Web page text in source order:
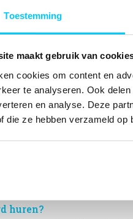
Toestemming
maakt gebruik van
cookies om content en
te analyseren. Ook
en analyse. Deze
die ze hebben verzameld
wat langer wilt
opblaasbare blikvanger
Verkeersbord
van maar liefst 2,5
blijft staan, bij weer en wind.
zit in het pakket.
een PostNL punt in de
via een PostNL punt in
een zeer scherp tarief.
huren?